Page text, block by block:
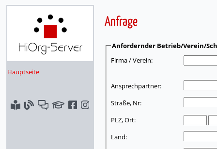
Hauptseite
Anfrage
Anfordernder Betrieb/Verein/
Firma / Verein:
Ansprechpartner:
Straße, Nr:
PLZ, Ort:
Land: